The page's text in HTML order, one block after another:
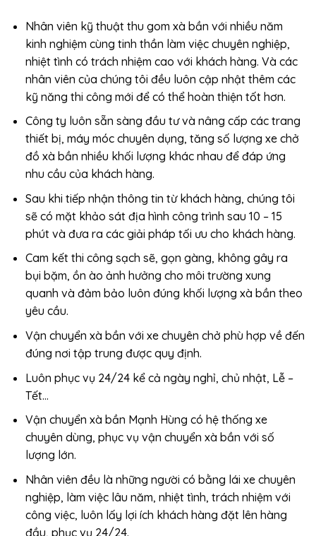
Nhân viên kỹ thuật thu gom xà bần với nhiều năm
kinh nghiệm cùng tinh thần làm việc chuyên nghiệp,
nhiệt tình có trách nhiệm cao với khách hàng. Và các
nhân viên của chúng tôi đều luôn cập nhật thêm các
kỹ năng thi công mới để có thể hoàn thiện tốt hơn.
Công ty luôn sẵn sàng đầu tư và nâng cấp các trang
thiết bị, máy móc chuyên dụng, tăng số lượng xe chở
đồ xà bần nhiều khối lượng khác nhau để đáp ứng
nhu cầu của khách hàng.
Sau khi tiếp nhận thông tin từ khách hàng, chúng tôi
sẽ có mặt khảo sát địa hình công trình sau 10 – 15
phút và đưa ra các giải pháp tối ưu cho khách hàng.
Cam kết thi công sạch sẽ, gọn gàng, không gây ra
bụi bặm, ồn ào ảnh hưởng cho môi trường xung
quanh và đảm bảo luôn đúng khối lượng xà bần theo
yêu cầu.
Vận chuyển xà bần với xe chuyên chở phù hợp về đến
đúng nơi tập trung được quy định.
Luôn phục vụ 24/24 kể cả ngày nghỉ, chủ nhật, Lễ –
Tết…
Vận chuyển xà bần Mạnh Hùng có hệ thống xe
chuyên dùng, phục vụ vận chuyển xà bần với số
lượng lớn.
Nhân viên đều là những người có bằng lái xe chuyên
nghiệp, làm việc lâu năm, nhiệt tình, trách nhiệm với
công việc, luôn lấy lợi ích khách hàng đặt lên hàng
đầu, phục vụ 24/24.